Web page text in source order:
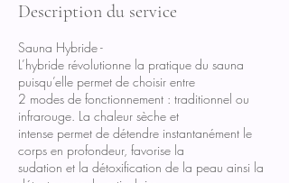
Description du service
Sauna Hybride -
L’hybride révolutionne la pratique du sauna
puisqu’elle permet de choisir entre
2 modes de fonctionnement : traditionnel ou
infrarouge. La chaleur sèche et
intense permet de détendre instantanément le
corps en profondeur, favorise la
sudation et la détoxification de la peau ainsi la